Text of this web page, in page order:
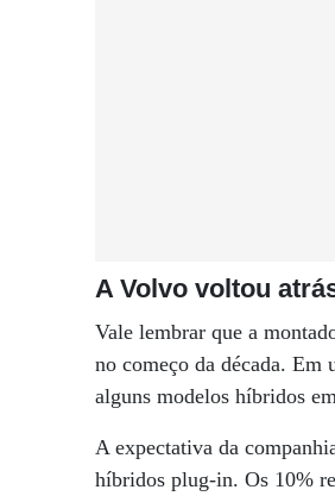
A Volvo voltou
Vale lembrar que a
no começo da década. Em
alguns modelos híbridos
A expectativa da
híbridos plug-in. Os 10%